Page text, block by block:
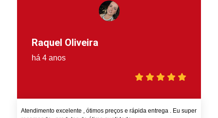
Raquel Oliveira
há 4 anos
Atendimento excelente , ótimos preços e rápida entrega . Eu super